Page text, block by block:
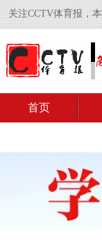
关注CCTV体育报，
首页